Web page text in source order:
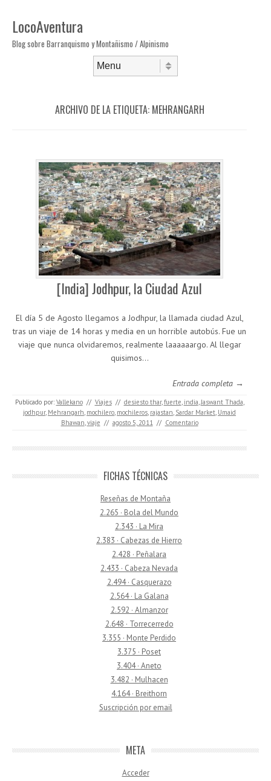
LocoAventura
Blog sobre Barranquismo y Montañismo / Alpinismo
ARCHIVO DE LA ETIQUETA: MEHRANGARH
[India] Jodhpur, la Ciudad Azul
El día 5 de Agosto llegamos a Jodhpur, la llamada ciudad Azul,
tras un viaje de 14 horas y media en un horrible autobús. Fue un
viaje que nunca olvidaremos, realmente laaaaaargo. Al llegar
quisimos…
Entrada completa →
Publicado por: Vallekano // Viajes // desiesto thar,fuerte, india,Jaswant Thada,
jodhpur, Mehrangarh, mochilero, mochileros, rajastan, Sardar Market, Umaid
Bhawan,viaje // agosto 5, 2011 // Comentario
FICHAS TÉCNICAS
Reseñas de Montaña
2.265 · Bola del Mundo
2.343 · La Mira
2.383 · Cabezas de Hierro
2.428 · Peñalara
2.433 · Cabeza Nevada
2.494 · Casquerazo
2.564 · La Galana
2.592 · Almanzor
2.648 · Torrecerredo
3.355 · Monte Perdido
3.375 · Poset
3.404 · Aneto
3.482 · Mulhacen
4.164 · Breithorn
Suscripción por email
META
Acceder